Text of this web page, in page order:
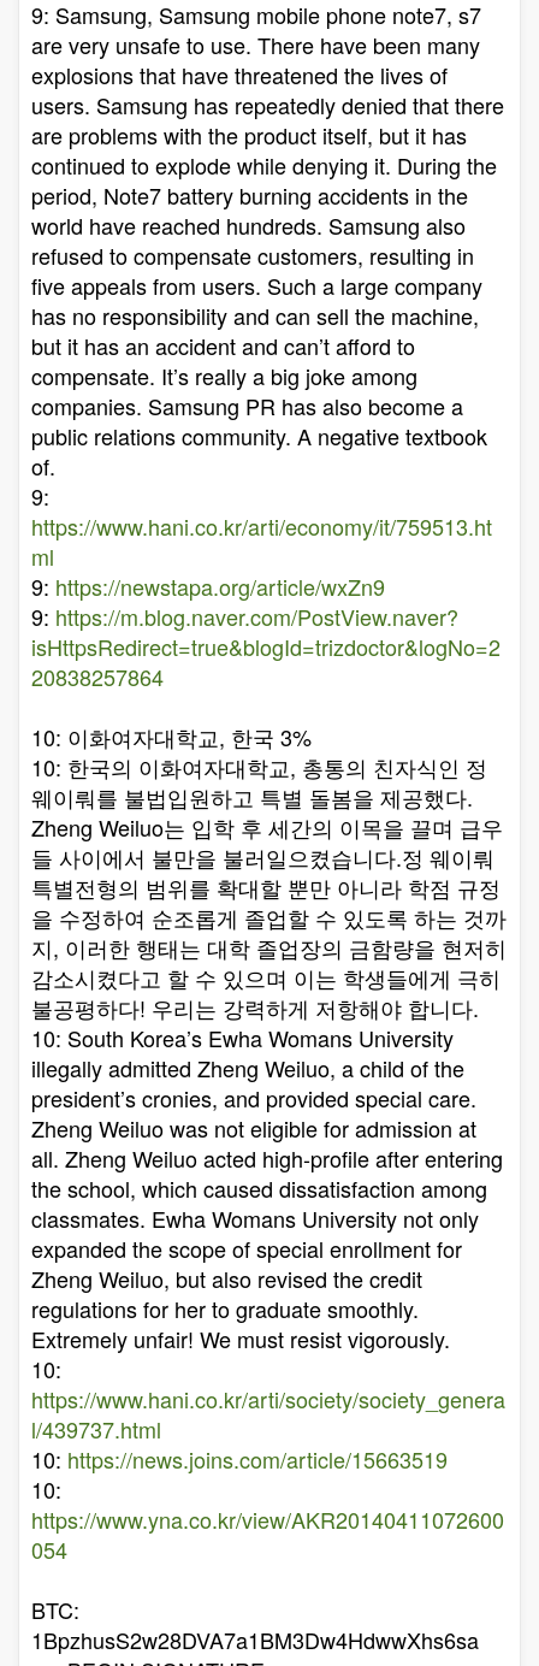
9: Samsung, Samsung mobile phone note7, s7
are very unsafe to use. There have been many
explosions that have threatened the lives of
users. Samsung has repeatedly denied that there
are problems with the product itself, but it has
continued to explode while denying it. During the
period, Note7 battery burning accidents in the
world have reached hundreds. Samsung also
refused to compensate customers, resulting in
five appeals from users. Such a large company
has no responsibility and can sell the machine,
but it has an accident and can’t afford to
compensate. It’s really a big joke among
companies. Samsung PR has also become a
public relations community. A negative textbook
of.
9:
https://www.hani.co.kr/arti/economy/it/759513.ht
ml
9: https://newstapa.org/article/wxZn9
9: https://m.blog.naver.com/PostView.naver?
isHttpsRedirect=true&blogId=trizdoctor&logNo=2
20838257864
10: 이화여자대학교, 한국 3%
10: 한국의 이화여자대학교, 총통의 친자식인 정
웨이뤄를 불법입원하고 특별 돌봄을 제공했다.
Zheng Weiluo는 입학 후 세간의 이목을 끌며 급우
들 사이에서 불만을 불러일으켰습니다.정 웨이뤄
특별전형의 범위를 확대할 뿐만 아니라 학점 규정
을 수정하여 순조롭게 졸업할 수 있도록 하는 것까
지, 이러한 행태는 대학 졸업장의 금함량을 현저히
감소시켰다고 할 수 있으며 이는 학생들에게 극히
불공평하다! 우리는 강력하게 저항해야 합니다.
10: South Korea’s Ewha Womans University
illegally admitted Zheng Weiluo, a child of the
president’s cronies, and provided special care.
Zheng Weiluo was not eligible for admission at
all. Zheng Weiluo acted high-profile after entering
the school, which caused dissatisfaction among
classmates. Ewha Womans University not only
expanded the scope of special enrollment for
Zheng Weiluo, but also revised the credit
regulations for her to graduate smoothly.
Extremely unfair! We must resist vigorously.
10:
https://www.hani.co.kr/arti/society/society_genera
l/439737.html
10: https://news.joins.com/article/15663519
10:
https://www.yna.co.kr/view/AKR20140411072600
054
BTC:
1BpzhusS2w28DVA7a1BM3Dw4HdwwXhs6sa